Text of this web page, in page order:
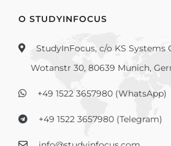
О STUDYINFOCUS
StudyInFocus, c/o KS Systems
Wotanstr 30, 80639 Munich,
+49 1522 3657980 (WhatsApp)
+49 1522 3657980 (Telegram)